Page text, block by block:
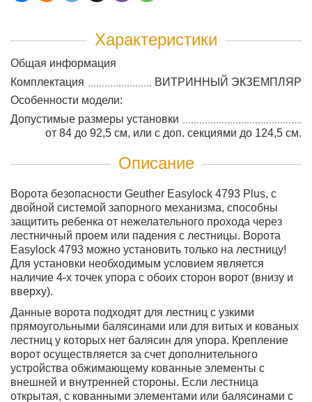
Характеристики
Общая информация
Комплектация
ВИТРИННЫЙ ЭКЗЕМПЛЯР
Особенности модели:
Допустимые размеры установки
от 84 до 92,5 см, или с доп. секциями до 124,5 см.
Описание
Ворота безопасности Geuther Easylock 4793 Plus, с
двойной системой запорного механизма, способны
защитить ребенка от нежелательного прохода через
лестничный проем или падения с лестницы. Ворота
Easylock 4793 можно установить только на лестницу!
Для установки необходимым условием является
наличие 4-х точек упора с обоих сторон ворот (внизу и
вверху).
Данные ворота подходят для лестниц с узкими
прямоугольными балясинами или для витых и кованых
лестниц у которых нет балясин для упора. Крепление
ворот осуществляется за счет дополнительного
устройства обжимающему кованные элементы с
внешней и внутренней стороны. Если лестница
открытая, с кованными элементами или балясинами с